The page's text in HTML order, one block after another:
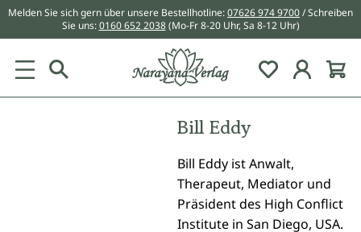
springen
Melden Sie sich gern über unsere Bestellhotline:07626 974 9700/ Schreiben
Sie uns:0160 652 2038 (Mo-Fr 8-20 Uhr, Sa 8-12 Uhr)
Du hast 0
Bill Eddy
Bill Eddy ist Anwalt,
Therapeut, Mediator und
Präsident des High Conflict
Institute in San Diego, USA.